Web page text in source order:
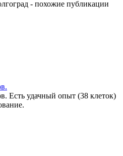
- похожие публикации
Есть удачный опыт (38 клеток)